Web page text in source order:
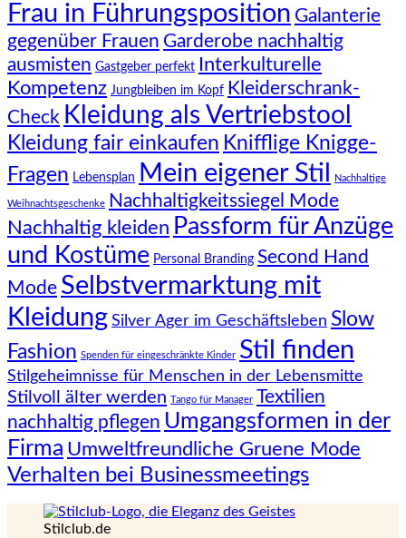
Frau in Führungsposition Galanterie
gegenüber Frauen Garderobe nachhaltig
ausmisten Gastgeber perfekt
Interkulturelle
Kompetenz Jungbleiben im Kopf Kleiderschrank-
Check Kleidung als Vertriebstool
Kleidung fair einkaufen Knifflige Knigge-
Fragen Lebensplan Mein eigener Stil Nachhaltige
Weihnachtsgeschenke
Nachhaltigkeitssiegel Mode
Nachhaltig kleiden Passform für Anzüge
und Kostüme Personal Branding Second Hand
Mode Selbstvermarktung mit
Kleidung Silver Ager im Geschäftsleben Slow
Fashion Spenden für eingeschränkte Kinder Stil finden
Stilgeheimnisse für Menschen in der Lebensmitte
Stilvoll älter werden Tango für Manager Textilien
nachhaltig pflegen Umgangsformen in der
Firma Umweltfreundliche Gruene Mode
Verhalten bei Businessmeetings
Stilclub.de